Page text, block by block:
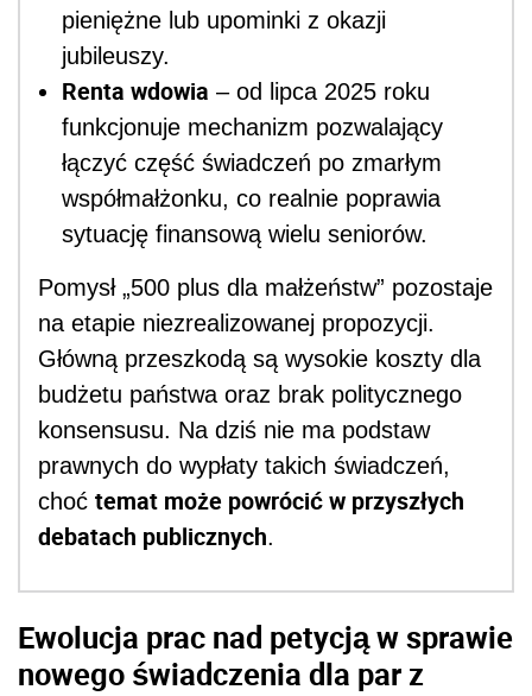
pieniężne lub upominki z okazji
jubileuszy.
Renta wdowia – od lipca 2025 roku
funkcjonuje mechanizm pozwalający
łączyć część świadczeń po zmarłym
współmałżonku, co realnie poprawia
sytuację finansową wielu seniorów.
Pomysł „500 plus dla małżeństw” pozostaje
na etapie niezrealizowanej propozycji.
Główną przeszkodą są wysokie koszty dla
budżetu państwa oraz brak politycznego
konsensusu. Na dziś nie ma podstaw
prawnych do wypłaty takich świadczeń,
choć temat może powrócić w przyszłych
debatach publicznych.
Ewolucja prac nad petycją w sprawie
nowego świadczenia dla par z